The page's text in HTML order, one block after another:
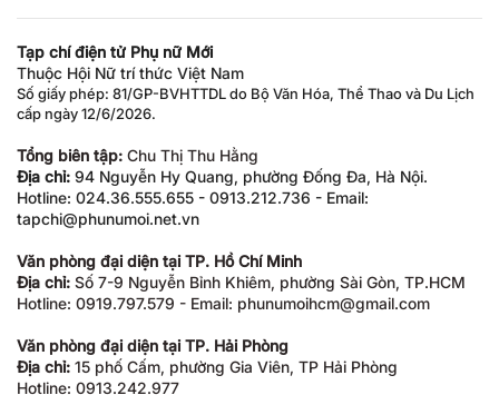
Tạp chí điện tử Phụ nữ Mới
Thuộc Hội Nữ trí thức Việt Nam
Số giấy phép: 81/GP-BVHTTDL do Bộ Văn Hóa, Thể Thao và Du Lịch
cấp ngày 12/6/2026.
Tổng biên tập: Chu Thị Thu Hằng
Địa chỉ: 94 Nguyễn Hy Quang, phường Đống Đa, Hà Nội.
Hotline: 024.36.555.655 - 0913.212.736 - Email:
tapchi@phunumoi.net.vn
Văn phòng đại diện tại TP. Hồ Chí Minh
Địa chỉ: Số 7-9 Nguyễn Bỉnh Khiêm, phường Sài Gòn, TP.HCM
Hotline: 0919.797.579 - Email: phunumoihcm@gmail.com
Văn phòng đại diện tại TP. Hải Phòng
Địa chỉ: 15 phố Cấm, phường Gia Viên, TP Hải Phòng
Hotline: 0913.242.977